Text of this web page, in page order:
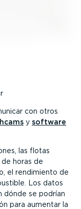
con otros
y software
las flotas
horas de
el rendimiento de
Los datos
dónde se podrían
para aumentar la